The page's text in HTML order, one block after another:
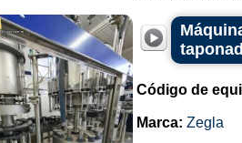
Código de
Marca: Zegla